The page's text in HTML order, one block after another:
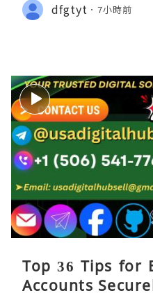
dfgtyt 7小時前
Top 36 Tips for
Accounts